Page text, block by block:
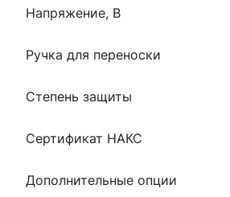
ПТК
EWM
Напряжение, В
Ручка для переноски
Степень защиты
Сертификат НАКС
Дополнительные опции